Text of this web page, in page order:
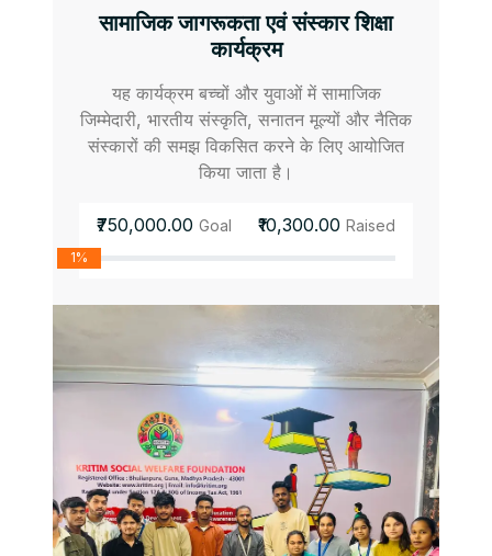
सामाजिक जागरूकता एवं संस्कार शिक्षा
कार्यक्रम
यह कार्यक्रम बच्चों और युवाओं में सामाजिक
जिम्मेदारी, भारतीय संस्कृति, सनातन मूल्यों और नैतिक
संस्कारों की समझ विकसित करने के लिए आयोजित
किया जाता है।
₹750,000.00 Goal ₹10,300.00 Raised
1%